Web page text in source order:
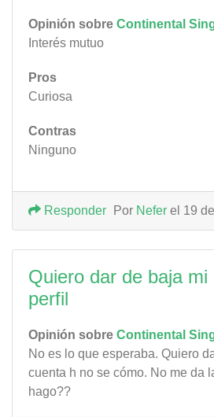
Opinión sobre Continental
Interés mutuo
Pros
Curiosa
Contras
Ninguno
Por Nefer el 19
Responder
Quiero dar de baja mi
perfil
Opinión sobre Continental
No es lo que esperaba. Quiero
cuenta h no se cómo. No me da
hago??